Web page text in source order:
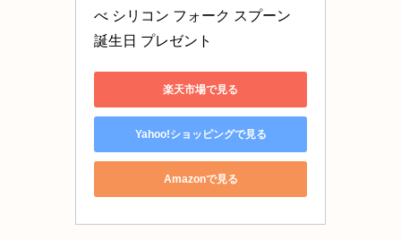
べ シリコン フォーク スプーン
誕生日 プレゼント
楽天市場で見る
Yahoo!ショッピングで見る
Amazonで見る